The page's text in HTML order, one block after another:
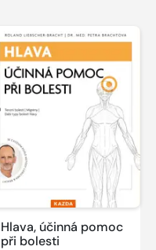
Hlava, účinná pomoc
při bolesti